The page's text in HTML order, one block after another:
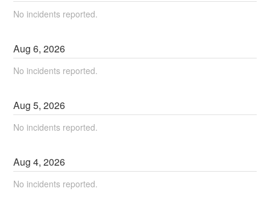
No incidents reported.
Aug6,2026
No incidents reported.
Aug5,2026
No incidents reported.
Aug4,2026
No incidents reported.